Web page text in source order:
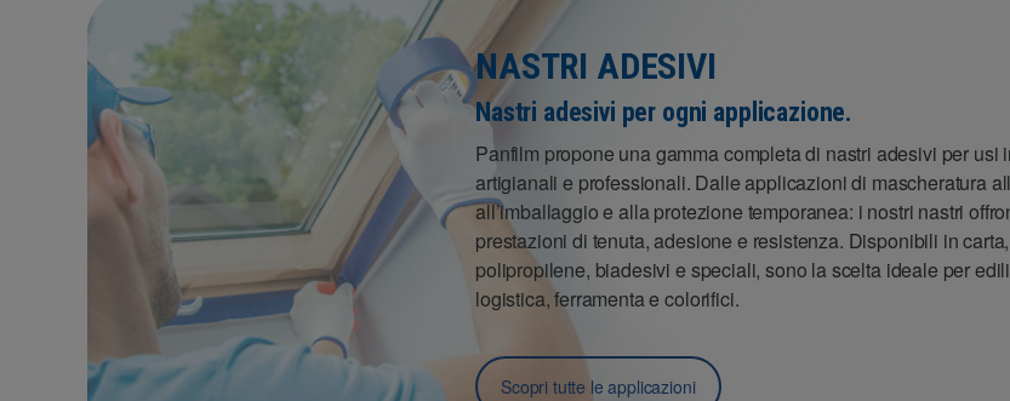
NASTRI ADESIVI
Nastri adesivi per ogni applicazione.
Panfilm propone una gamma completa di nastri adesivi per usi
artigianali e professionali. Dalle applicazioni di mascheratura
all’imballaggio e alla protezione temporanea: i nostri nastri
prestazioni di tenuta, adesione e resistenza. Disponibili in
polipropilene, biadesivi e speciali, sono la scelta ideale per
logistica, ferramenta e colorifici.
Scopri tutte le applicazioni